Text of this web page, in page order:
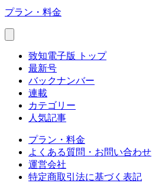
プラン・料金
致知電子版 トップ
最新号
バックナンバー
連載
カテゴリー
人気記事
プラン・料金
よくある質問・お問い合わせ
運営会社
特定商取引法に基づく表記